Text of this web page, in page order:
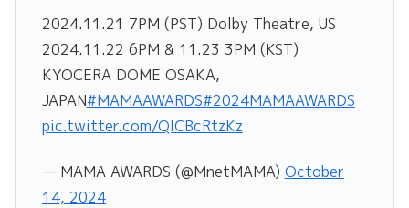
2024.11.21 7PM (PST) Dolby Theatre, US
2024.11.22 6PM & 11.23 3PM (KST)
KYOCERA DOME OSAKA,
JAPAN#MAMAAWARDS#2024MAMAAWARDS
pic.twitter.com/QlCBcRtzKz
— MAMA AWARDS (@MnetMAMA) October
14, 2024